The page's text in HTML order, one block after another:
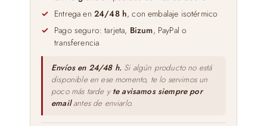
Sierra
120gr
cantidad
Entrega en 24/48 h, con embalaje isotérmico
Pago seguro: tarjeta, Bizum, PayPal o
transferencia
Envíos en 24/48 h. Si algún producto no está
disponible en ese momento, te lo servimos un
poco más tarde y te avisamos siempre por
emailantes de enviarlo.